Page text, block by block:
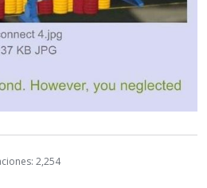
2,254